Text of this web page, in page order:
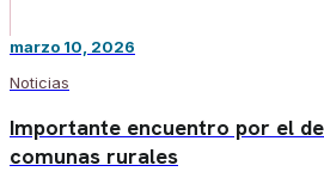
marzo 10, 2026
Noticias
Importante encuentro por el
comunas rurales